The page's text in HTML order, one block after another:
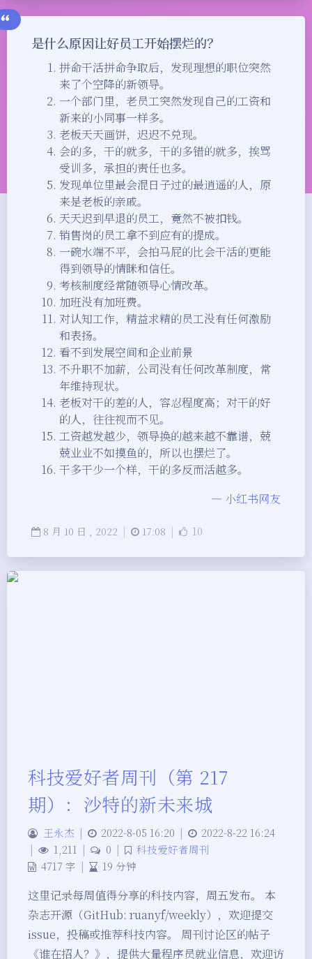
是什么原因让好员工开始摆烂的？
拼命干活拼命争取后，发现理想的职位突然
来了个空降的新领导。
一个部门里，老员工突然发现自己的工资和
新来的小同事一样多。
老板天天画饼，迟迟不兑现。
会的多，干的就多，干的多错的就多，挨骂
受训多，承担的责任也多。
发现单位里最会混日子过的最逍遥的人，原
来是老板的亲戚。
天天迟到早退的员工，竟然不被扣钱。
销售岗的员工拿不到应有的提成。
一碗水端不平，会拍马屁的比会干活的更能
得到领导的情眯和信任。
考核制度经常随领导心情改革。
加班没有加班费。
对认知工作，精益求精的员工没有任何激励
和表扬。
看不到发展空间和企业前景
不升职不加薪，公司没有任何改革制度，常
年维持现状。
老板对干的差的人，容忍程度高；对干的好
的人，往往视而不见。
工资越发越少，领导换的越来越不靠谱，兢
兢业业不如摸鱼的，所以也摆烂了。
干多干少一个样，干的多反而活越多。
— 小红书网友
8 月 10 日 , 2022 | 17:08 | 10
科技爱好者周刊（第 217
期）：沙特的新未来城
王永杰 | 2022-8-05 16:20 |
2022-8-22 16:24
|
1,211 | 0 |
科技爱好者周刊
4717 字 | 19 分钟
这里记录每周值得分享的科技内容，周五发布。 本
杂志开源（GitHub: ruanyf/weekly），欢迎提交
issue，投稿或推荐科技内容。 周刊讨论区的帖子
《谁在招人？》，提供大量程序员就业信息，欢迎访